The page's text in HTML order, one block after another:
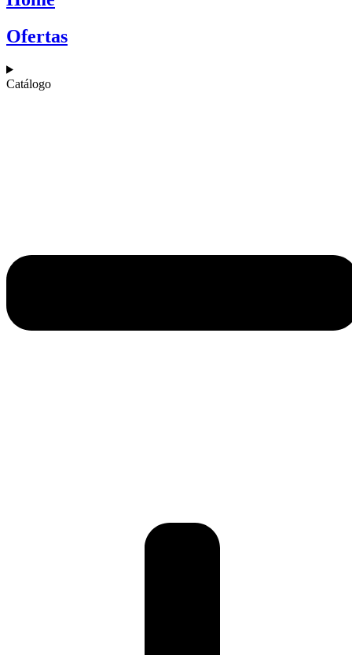
Ofertas
Catálogo